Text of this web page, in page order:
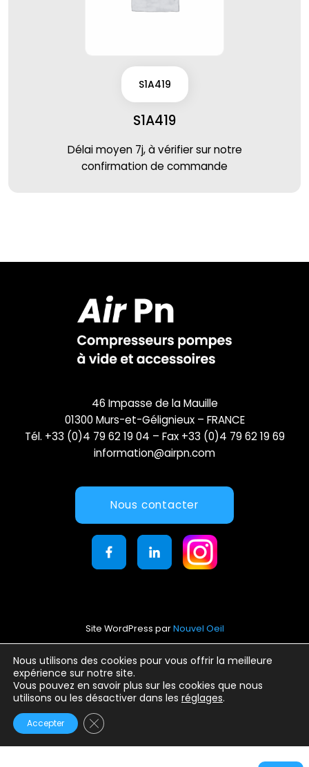
S1A419
S1A419
Délai moyen 7j, à vérifier sur notre
confirmation de commande
Nous utilisons des cookies pour vous offrir la meilleure
expérience sur notre site.
Vous pouvez en savoir plus sur les cookies que nous
utilisons ou les désactiver dans les réglages.
Accepter Fermer la bannière des cookies GDPR
46 Impasse de la Mauille
01300 Murs-et-Gélignieux – FRANCE
Tél. +33 (0)4 79 62 19 04 – Fax +33 (0)4 79 62 19 69
information@airpn.com
Nous contacter
Site WordPress parNouvel Oeil
Mentions légales
Conditions générales d’utilisation
Politique de confidentialité